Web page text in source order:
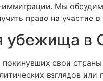
Мы
право на участие
убежища
свои страны
взглядов